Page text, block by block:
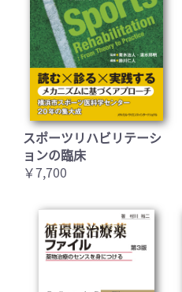
スポーツリハビリテーシ
ョンの臨床
￥7,700